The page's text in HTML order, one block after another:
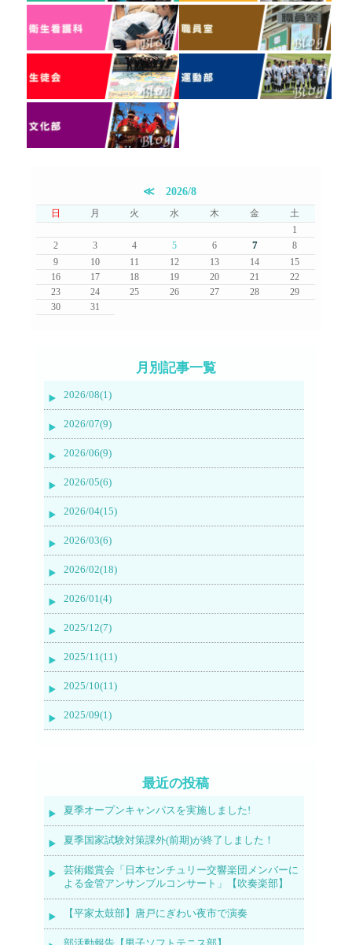
≪ 2026/8
日 月 火 水 木 金
土
1
2
3 4 5 6 7
8
9
10 11 12 13 14
15
16
17 18 19 20 21
22
23
24 25 26 27 28
29
30
31
月別記事一覧
2026/08(1)
2026/07(9)
2026/06(9)
2026/05(6)
2026/04(15)
2026/03(6)
2026/02(18)
2026/01(4)
2025/12(7)
2025/11(11)
2025/10(11)
2025/09(1)
最近の投稿
夏季オープンキャンパスを実施しました!
夏季国家試験対策課外(前期)が終了しました！
芸術鑑賞会「日本センチュリー交響楽団メンバーに
よる金管アンサンブルコンサート」【吹奏楽部】
【平家太鼓部】唐戸にぎわい夜市で演奏